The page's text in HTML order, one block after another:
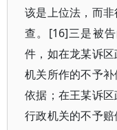
该是上位法，而
查。[16]三是被
件，如在龙某诉
机关所作的不予
依据；在王某诉
行政机关的不予